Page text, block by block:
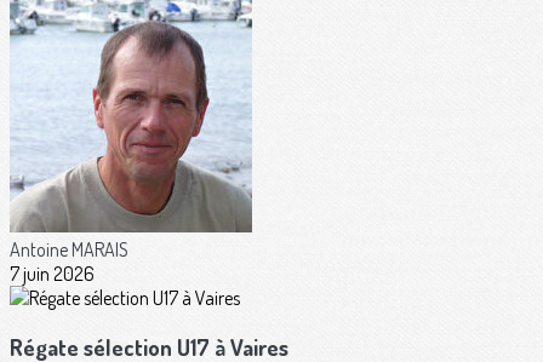
Antoine MARAIS
7 juin 2026
Régate sélection U17 à Vaires